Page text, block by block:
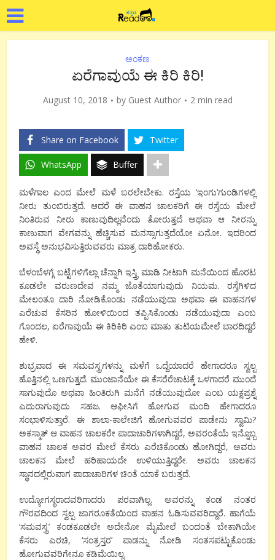
ಅಂಕಣ
ಏರೆಗಾವುಯೆ ಈ ಕಿರಿ ಕಿರಿ!
August 10, 2018 by Guest Author 2 min read
Share on Facebook Twitter
WhatsApp Buffer
ಮಳೆಗಾಲ ಎಂದ ಮೇಲೆ ಮಳೆ ಬರಲೇಬೇಕು. ರಸ್ತೆಯ ‘ಇಂಗು’ಗುಂಡಿಗಳಲ್ಲಿ
ನೀರು ತುಂಬಿರುತ್ತದೆ. ಆದರೆ ಈ ವಾಹನ ಚಾಲಕರಿಗೆ ಈ ರಸ್ತೆಯ ಮೇಲೆ
ನಿಂತಿರುವ ನೀರು ಕಾಣುವುದಿಲ್ಲವೆಂದು ತೋರುತ್ತದೆ ಅಥವಾ ಆ ನೀರನ್ನು
ಕಾಣುವಾಗ ವೇಗವನ್ನು ಹೆಚ್ಚಿಸುವ ಮನಸ್ಸಾಗುತ್ತದೆಯೋ ಏನೋ. ಇದರಿಂದ
ಅವಸ್ಥೆ ಅನುಭವಿಸುತ್ತಿರುವವರು ಮಾತ್ರ ದಾರಿಹೋಕರು.
ಬೆಳಂಬೆಳಗ್ಗೆ ಬಟ್ಟೆಗಳಿಗೆಲ್ಲಾ ಚೆನ್ನಾಗಿ ಇಸ್ತ್ರಿ ಮಾಡಿ ನೀಟಾಗಿ ಮನೆಯಿಂದ ಹೊರಟ
ಕೂಡಲೇ ವರುಣದೇವ ನಮ್ಮ ಜೊತೆಯಾಗುವುದು ನಿಯಮ. ರಸ್ತೆಗಿಳಿದ
ಮೇಲಂತೂ ದಾರಿ ನೋಡಿಕೊಂಡು ನಡೆಯುವುದಾ ಅಥವಾ ಈ ವಾಹನಗಳ
ಎರೆಚುವ ಕೆಸರಿನ ಹೋಳಿಯಿಂದ ತಪ್ಪಿಸಿಕೊಂಡು ನಡೆಯುವುದಾ ಎಂಬ
ಗೊಂದಲ, ಏರೆಗಾವುಯೆ ಈ ಕಿರಿಕಿರಿ ಎಂಬ ಮಾತು ತುಟಿಯಮೇಲೆ ಬಾರದಿದ್ದರೆ
ಹೇಳಿ.
ಶುಭ್ರವಾದ ಈ ಸಮವಸ್ತ್ರಗಳನ್ನು ಮಳೆಗೆ ಒದ್ದೆಯಾದರೆ ಹೇಗಾದರೂ ಸ್ವಲ್ಪ
ಹೊತ್ತಿನಲ್ಲಿ ಒಣಗುತ್ತದೆ. ಮುಂಜಾನೆಯೇ ಈ ಕೆಸರೆರೆಚಾಟಕ್ಕೆ ಒಳಗಾದರೆ ಮುಂದೆ
ಸಾಗುವುದೊ ಅಥವಾ ಹಿಂತಿರುಗಿ ಮನೆಗೆ ನಡೆಯುವುದೋ ಎಂಬ ಯಕ್ಷಪ್ರಶ್ನೆ
ಎದುರಾಗುವುದು ಸಹಜ. ಆಫೀಸಿಗೆ ಹೋಗುವ ಮಂದಿ ಹೇಗಾದರೂ
ಸಂಭಾಳಿಸುತ್ತಾರೆ. ಈ ಶಾಲಾ-ಕಾಲೇಜಿಗೆ ಹೋಗುವವರ ಪಾಡೇನು ಸ್ವಾಮಿ?
ಅಕಸ್ಮಾತ್ ಆ ವಾಹನ ಚಾಲಕರೇ ಪಾದಾಚಾರಿಗಳಾಗಿದ್ದರೆ, ಅವರಂತೆಯೆ ಇನ್ನೊಬ್ಬ
ವಾಹನ ಚಾಲಕ ಅವರ ಮೇಲೆ ಕೆಸರು ಎರೆಚಿಕೊಂಡು ಹೋಗಿದ್ದರೆ, ಅವರು
ಚಾಲಕನ ಮೇಲೆ ಹರಿಹಾಯದೇ ಉಳಿಯುತ್ತಿದ್ದರೇ. ಅವರು ಚಾಲಕನ
ಸ್ಥಾನದಲ್ಲಿರುವಾಗ ಪಾದಾಚಾರಿಗಳ ಚಿಂತೆ ಯಾಕೆ ಬರುತ್ತದೆ.
ಉದ್ಯೋಗಸ್ಥರಾದವರಿಗಾದರು ಪರವಾಗಿಲ್ಲ. ಅವರನ್ನು ಕಂಡ ನಂತರ
ಗೌರವದಿಂದ ಸ್ವಲ್ಪ ಜಾಗರೂಕತೆಯಿಂದ ವಾಹನ ಓಡಿಸುವವರಿದ್ದಾರೆ. ಹಾಗೆಯೆ
‘ಸಮವಸ್ತ್ರ’ ಕಂಡಕೂಡಲೇ ಅದೇನೋ ಮೈಮೇಲೆ ಬಂದಂತೆ ಬೇಕಾಗಿಯೇ
ಕೆಸರು ಎರಚಿ, ‘ಸಂತ್ರಸ್ತರ’ ಪಾಡನ್ನು ನೋಡಿ ಸಂತಸಪಟ್ಟುಕೊಂಡು
ಹೋಗುವವರಿಗೇನೂ ಕಡಿಮೆಯಿಲ್ಲ.